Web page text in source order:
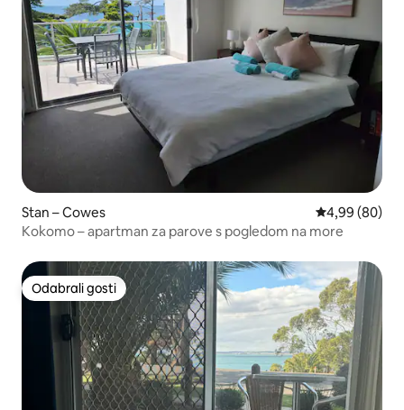
Stan – Cowes Prosječna
4,99 (80)
Kokomo – apartman za parove s pogledom na more
Odabrali gosti
Odabrali gosti